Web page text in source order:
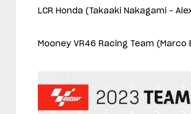
LCR Honda (Takaaki Nakagami –
Mooney VR46 Racing Team (Marco